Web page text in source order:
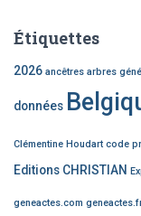
Étiquettes
2026 ancêtres arbres
données
Clémentine Houdart code
Editions CHRISTIAN
geneactes.com